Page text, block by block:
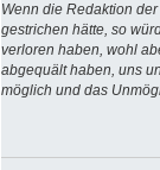
Wenn die Redaktion
gestrichen hätte, so
verloren haben, wohl
abgequält haben, uns
möglich und das